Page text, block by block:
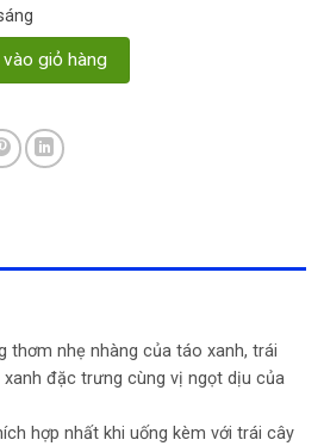
giỏ hàng
thơm nhẹ nhàng của táo xanh, trái
đặc trưng cùng vị ngọt dịu của
hợp nhất khi uống kèm với trái cây